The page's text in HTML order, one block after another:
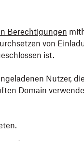
Berechtigungen
von
ist.
Nutzer,
Domain